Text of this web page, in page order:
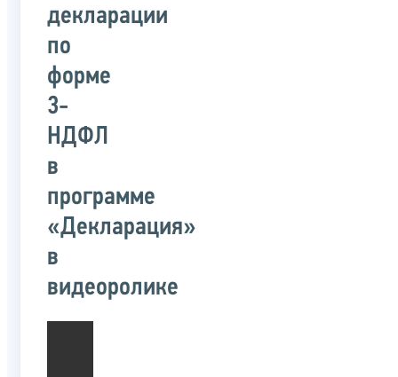
декларации
по
форме
3-
НДФЛ
в
программе
«Декларация»
в
видеоролике